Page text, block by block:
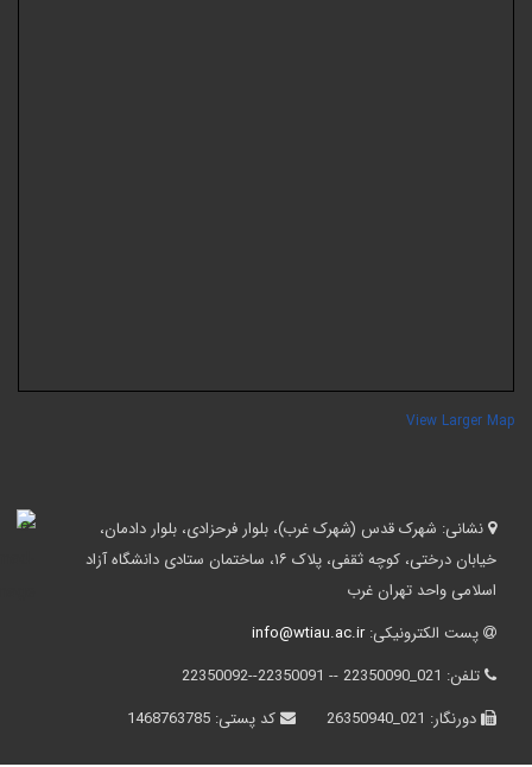
View Larger
نشانی:شهرک قدس (شهرک غرب)، بلوار فرحزادی، بلوار دادمان،
خیابان درختی، کوچه ثقفی، پلاک ۱۶، ساختمان ستادی دانشگاه آزاد
اسلامی واحد تهران غرب
پست الکترونیکی:info@wtiau.ac.ir
تلفن:021_22350090 -- 22350091--22350092
دورنگار:021_26350940 کد پستی:1468763785